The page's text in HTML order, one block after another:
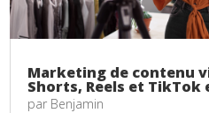
Marketing de contenu
Shorts, Reels et TikTok
par Benjamin